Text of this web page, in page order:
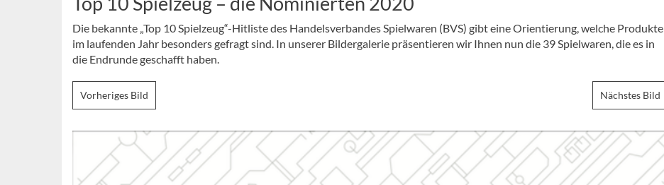
Die bekannte „Top 10 Spielzeug“-Hitliste des Handelsverbandes Spielwaren (BVS) gibt eine Orientierung, welche Produkte
im laufenden Jahr besonders gefragt sind. In unserer Bildergalerie präsentieren wir Ihnen nun die 39 Spielwaren, die es in
die Endrunde geschafft haben.
Vorheriges Bild Nächstes Bild